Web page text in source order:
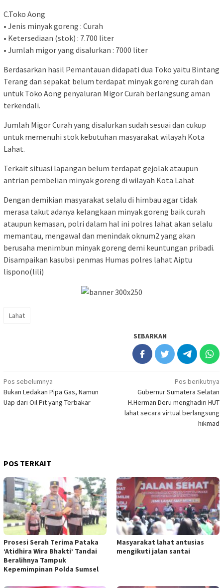
C.Toko Aong
• Jenis minyak goreng : Curah
• Ketersediaan (stok) : 7.700 liter
• Jumlah migor yang disalurkan : 7000 liter
Berdasarkan hasil Pemantauan didapati dua Toko yaitu Bintang
Terang dan sepakat belum terdapat minyak goreng curah dan
untuk Toko Aong penyaluran Migor Curah berlangsung aman
terkendali.
Jumlah Migor Curah yang disalurkan sudah sesuai dan cukup
untuk memenuhi stok kebutuhan masyarakat wilayah Kota
Lahat.
Terkait situasi lapangan belum terdapat gejolak ataupun
antrian pembelian minyak goreng di wilayah Kota Lahat
Dengan demikian masyarakat selalu di himbau agar tidak
merasa takut adanya kelangkaan minyak goreng baik curah
ataupun kemasan, polri dalam hal ini polres lahat akan selalu
memantau, mengawal dan menindak oknum2 yang akan
berusaha menimbun minyak goreng demi keuntungan pribadi.
Disampaikan kasubsi penmas Humas polres lahat Aiptu
lispono(lili)
Lahat
SEBARKAN
Navigasi
pos
Pos sebelumnya
Bukan Ledakan Pipa Gas, Namun
Uap dari Oil Pit yang Terbakar
Pos berikutnya
Gubernur Sumatera Selatan
H.Herman Deru menghadiri HUT
lahat secara virtual berlangsung
hikmad
POS TERKAIT
Prosesi Serah Terima Pataka
‘Atidhira Wira Bhakti’ Tandai
Beralihnya Tampuk
Kepemimpinan Polda Sumsel
Masyarakat lahat antusias
mengikuti jalan santai